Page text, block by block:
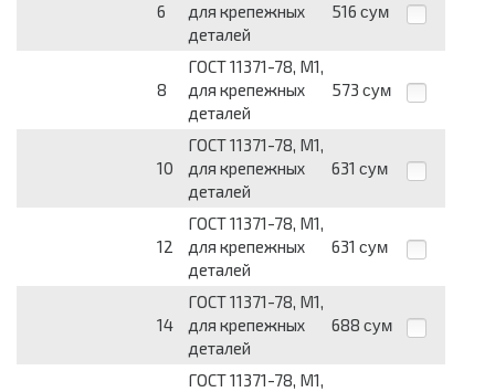
6
для крепежных
деталей
516 сум
8
ГОСТ 11371-78, М1,
для крепежных
деталей
573 сум
10
ГОСТ 11371-78, М1,
для крепежных
деталей
631 сум
12
ГОСТ 11371-78, М1,
для крепежных
деталей
631 сум
14
ГОСТ 11371-78, М1,
для крепежных
деталей
688 сум
ГОСТ 11371-78, М1,